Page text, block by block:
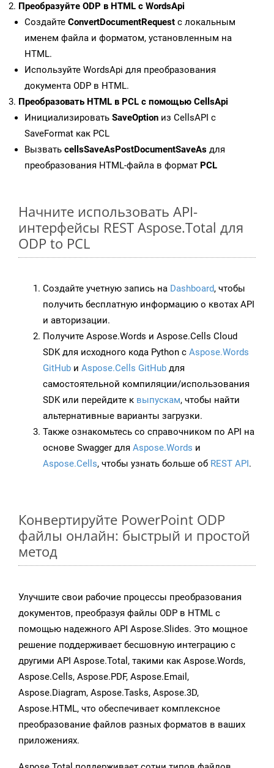
Преобразуйте ODP в HTML с WordsApi
Создайте ConvertDocumentRequest с локальным
именем файла и форматом, установленным на
HTML.
Используйте WordsApi для преобразования
документа ODP в HTML.
Преобразовать HTML в PCL с помощью CellsApi
Инициализировать SaveOption из CellsAPI с
SaveFormat как PCL
Вызвать cellsSaveAsPostDocumentSaveAs для
преобразования HTML-файла в формат PCL
Начните использовать API-
интерфейсы REST Aspose.Total для
ODP to PCL
Создайте учетную запись на Dashboard, чтобы
получить бесплатную информацию о квотах API
и авторизации.
Получите Aspose.Words и Aspose.Cells Cloud
SDK для исходного кода Python с Aspose.Words
GitHub и Aspose.Cells GitHub для
самостоятельной компиляции/использования
SDK или перейдите к выпускам, чтобы найти
альтернативные варианты загрузки.
Также ознакомьтесь со справочником по API на
основе Swagger для Aspose.Words и
Aspose.Cells, чтобы узнать больше об REST API.
Конвертируйте PowerPoint ODP
файлы онлайн: быстрый и простой
метод
Улучшите свои рабочие процессы преобразования
документов, преобразуя файлы ODP в HTML с
помощью надежного API Aspose.Slides. Это мощное
решение поддерживает бесшовную интеграцию с
другими API Aspose.Total, такими как Aspose.Words,
Aspose.Cells, Aspose.PDF, Aspose.Email,
Aspose.Diagram, Aspose.Tasks, Aspose.3D,
Aspose.HTML, что обеспечивает комплексное
преобразование файлов разных форматов в ваших
приложениях.